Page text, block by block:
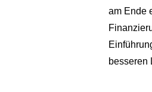
am Ende
besseren